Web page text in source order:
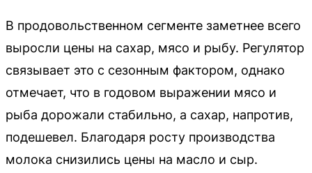
В продовольственном сегменте заметнее всего
выросли цены на сахар, мясо и рыбу. Регулятор
связывает это с сезонным фактором, однако
отмечает, что в годовом выражении мясо и
рыба дорожали стабильно, а сахар, напротив,
подешевел. Благодаря росту производства
молока снизились цены на масло и сыр.